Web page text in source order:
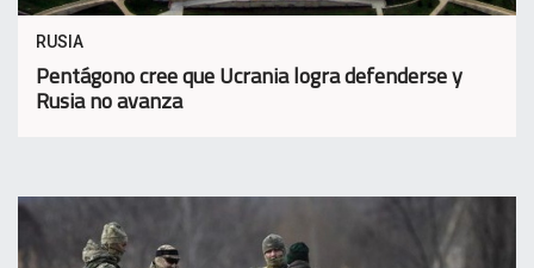
RUSIA
Pentágono cree que Ucrania logra defenderse y
Rusia no avanza